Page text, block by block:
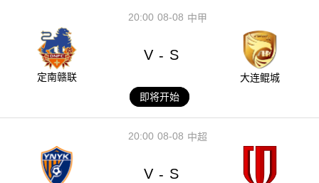
08-08
20:00 中甲
定南赣联
V - S
大连鲲城
即将开始
08-08
20:00 中超
V - S